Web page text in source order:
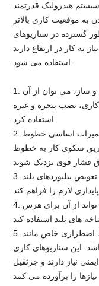
هیدرولیک قدرتمند
موقعیت کاری بالاتر
گسترده در سناریوهای
کار در ارتفاع دارند
1. محل ساخت و ساز: در یک سایت ساخت و ساز، می توان از آن
نصب پنجره و غیره
2. تعمیر و نگهداری برق: برای نگهداری و تعمیرات اساسی خطوط
سکوی کار به خطوط
3. نصب تبلیغاتی: در مواقعی که نیاز به نصب یا تعویض بیلبوردهای بلند
4. هرس درختان: اداره محوطه سازی می تواند از آن برای هرس
5. نجات اضطراری: همچنین می تواند در شرایط اضطراری خاص مانند
این سناریوهای کاری
نیاز دارند و جرثقیل